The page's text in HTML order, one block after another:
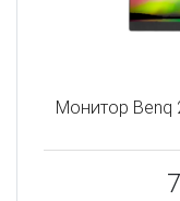
Монитор Benq